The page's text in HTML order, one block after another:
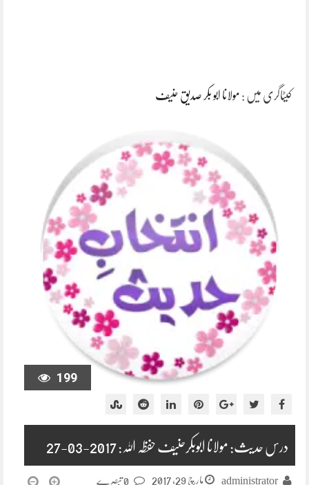
کیٹاگری میں : مولانا ابو بکر صدیق حنیف
199
درس حدیث: مولانا ابوبکرحنیف حفظہ اللہ: 2017-03-27
administrator مارچ 29, 2017